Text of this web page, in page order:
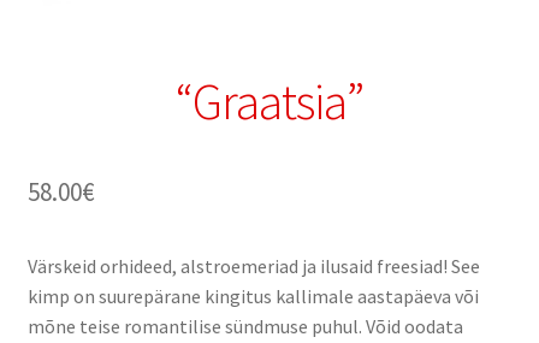
“Graatsia”
58.00€
Värskeid orhideed, alstroemeriad ja ilusaid freesiad! See
kimp on suurepärane kingitus kallimale aastapäeva või
mõne teise romantilise sündmuse puhul. Võid oodata